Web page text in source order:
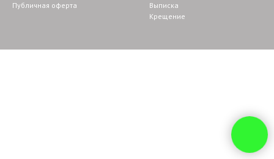
Публичная оферта
Выписка
Крещение